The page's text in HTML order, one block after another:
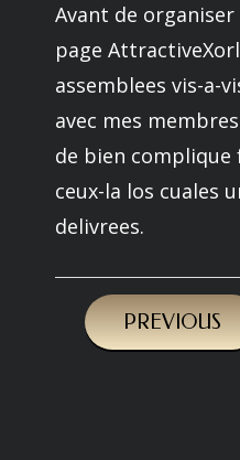
Avant de
page
assemblees vis-a-
avec mes
de bien
ceux-la los cuales
delivrees.
PREVIOUS